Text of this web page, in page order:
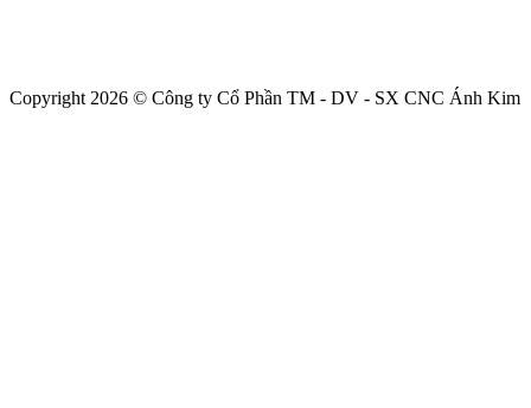
Copyright 2026 © Công ty Cổ Phần TM - DV - SX CNC Ánh Kim